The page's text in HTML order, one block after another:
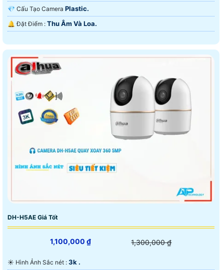
💎 Cấu Tạo Camera Plastic.
️🔔 Đặt Điểm : Thu Âm Và Loa.
DH-H5AE Giá Tốt
1,100,000 ₫ 1,300,000 ₫
☀️ Hình Ảnh Sắc nét : 3k .